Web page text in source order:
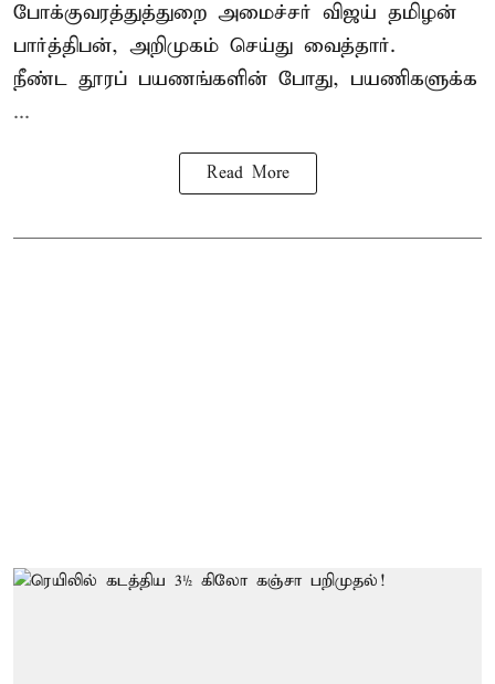
போக்குவரத்துத்துறை அமைச்சர் விஜய் தமிழன்
பார்த்திபன், அறிமுகம் செய்து வைத்தார்.
நீண்ட தூரப் பயணங்களின் போது, பயணிகளுக்க
...
Read More